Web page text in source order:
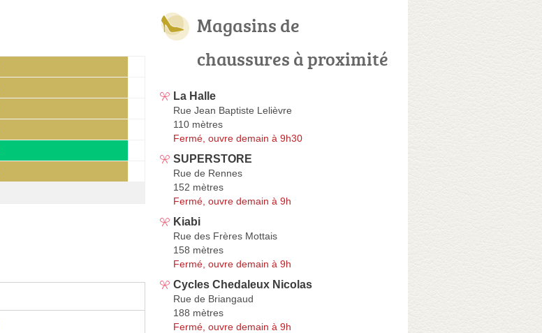
Magasins de
chaussures à proximité
La Halle
Rue Jean Baptiste Lelièvre
110 mètres
Fermé, ouvre demain à 9h30
SUPERSTORE
Rue de Rennes
152 mètres
Fermé, ouvre demain à 9h
Kiabi
Rue des Frères Mottais
158 mètres
Fermé, ouvre demain à 9h
Cycles Chedaleux Nicolas
Rue de Briangaud
188 mètres
Fermé, ouvre demain à 9h